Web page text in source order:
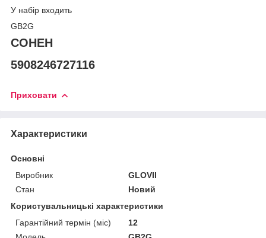
У набір входить
GB2G
СОНЕН
5908246727116
Приховати
Характеристики
Основні
Виробник
GLOVII
Стан
Новий
Користувальницькі характеристики
Гарантійний термін (міс)
12